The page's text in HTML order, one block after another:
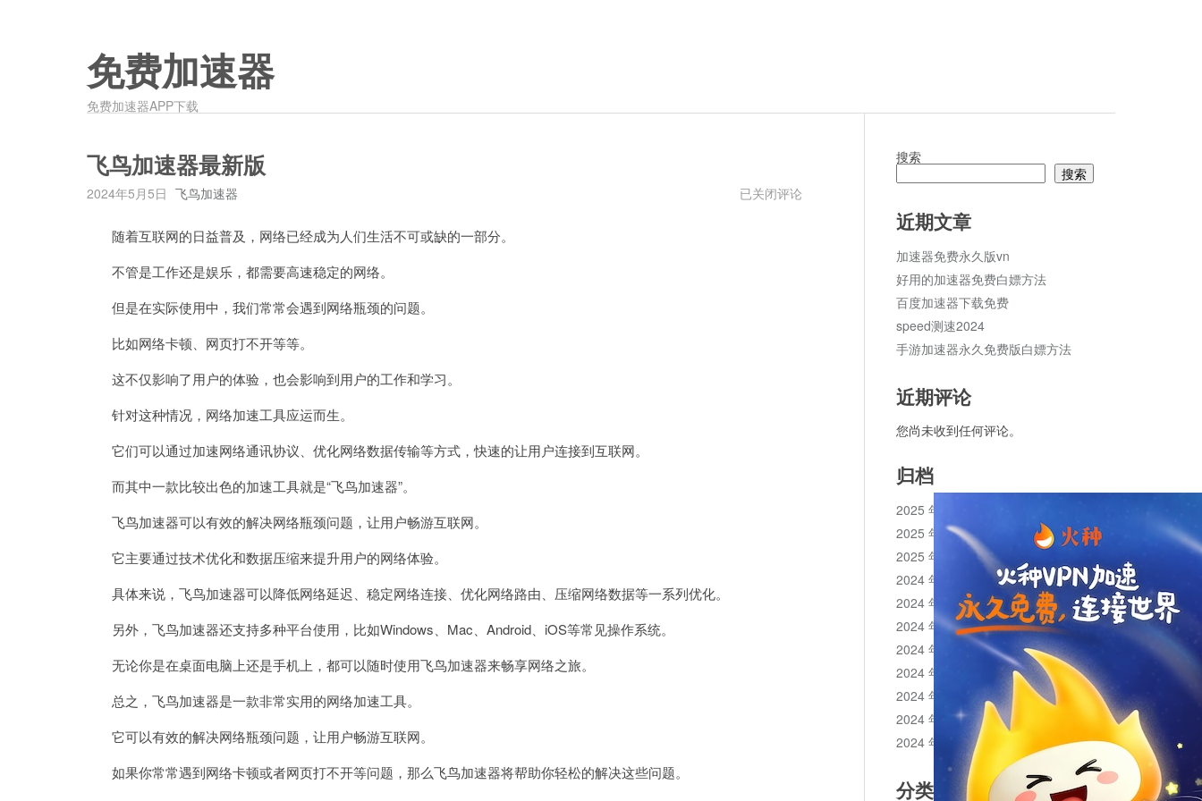
免费加速器
免费加速器APP下载
飞鸟加速器最新版
2024年5月5日 飞鸟加速器
飞
已关闭评论
随着互联网的日益普及，网络已经成为人们生活不可或缺的一部分。
不管是工作还是娱乐，都需要高速稳定的网络。
但是在实际使用中，我们常常会遇到网络瓶颈的问题。
比如网络卡顿、网页打不开等等。
这不仅影响了用户的体验，也会影响到用户的工作和学习。
针对这种情况，网络加速工具应运而生。
它们可以通过加速网络通讯协议、优化网络数据传输等方式，快速的让用户连接到互联网。
而其中一款比较出色的加速工具就是“飞鸟加速器”。
飞鸟加速器可以有效的解决网络瓶颈问题，让用户畅游互联网。
它主要通过技术优化和数据压缩来提升用户的网络体验。
具体来说，飞鸟加速器可以降低网络延迟、稳定网络连接、优化网络路由、压缩网络数据等一系列优化。
另外，飞鸟加速器还支持多种平台使用，比如Windows、Mac、Android、iOS等常见操作系统。
无论你是在桌面电脑上还是手机上，都可以随时使用飞鸟加速器来畅享网络之旅。
总之，飞鸟加速器是一款非常实用的网络加速工具。
它可以有效的解决网络瓶颈问题，让用户畅游互联网。
如果你常常遇到网络卡顿或者网页打不开等问题，那么飞鸟加速器将帮助你轻松的解决这些问题。
搜索
搜索
近期文章
加速器免费永久版vn
好用的加速器免费白嫖方法
百度加速器下载免费
speed测速2024
手游加速器永久免费版白嫖方法
近期评论
您尚未收到任何评论。
归档
2025 年 11 月
2025 年 10 月
2025 年 1 月
2024 年 12 月
2024 年 11 月
2024 年 10 月
2024 年 9 月
2024 年 8 月
2024 年 7 月
2024 年 6 月
2024 年 5 月
分类目录